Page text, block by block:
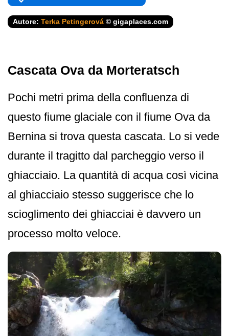
Autore: Terka Petingerová © gigaplaces.com
Cascata Ova da Morteratsch
Pochi metri prima della confluenza di
questo fiume glaciale con il fiume Ova da
Bernina si trova questa cascata. Lo si vede
durante il tragitto dal parcheggio verso il
ghiacciaio. La quantità di acqua così vicina
al ghiacciaio stesso suggerisce che lo
scioglimento dei ghiacciai è davvero un
processo molto veloce.